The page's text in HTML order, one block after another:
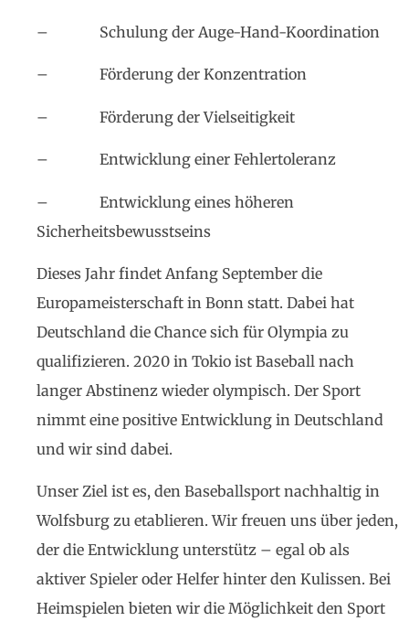
– Schulung der Auge-Hand-Koordination
– Förderung der Konzentration
– Förderung der Vielseitigkeit
– Entwicklung einer Fehlertoleranz
– Entwicklung eines höheren
Sicherheitsbewusstseins
Dieses Jahr findet Anfang September die
Europameisterschaft in Bonn statt. Dabei hat
Deutschland die Chance sich für Olympia zu
qualifizieren. 2020 in Tokio ist Baseball nach
langer Abstinenz wieder olympisch. Der Sport
nimmt eine positive Entwicklung in Deutschland
und wir sind dabei.
Unser Ziel ist es, den Baseballsport nachhaltig in
Wolfsburg zu etablieren. Wir freuen uns über jeden,
der die Entwicklung unterstütz – egal ob als
aktiver Spieler oder Helfer hinter den Kulissen. Bei
Heimspielen bieten wir die Möglichkeit den Sport